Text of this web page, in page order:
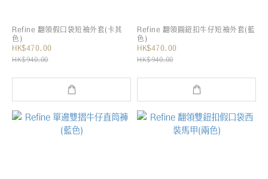
Refine 翻領假口袋短袖外套(卡其
色)
HK$470.00
HK$940.00
Refine 翻領圓鈕扣牛仔短袖外套(藍
色)
HK$470.00
HK$940.00